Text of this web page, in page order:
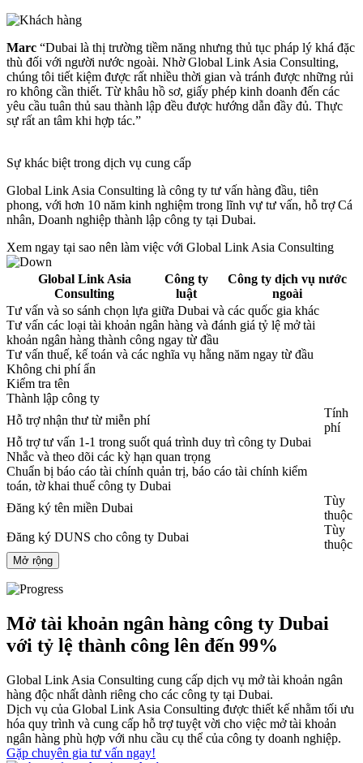
Marc “Dubai là thị trường tiềm năng nhưng thủ tục pháp lý khá đặc
thù đối với người nước ngoài. Nhờ Global Link Asia Consulting,
chúng tôi tiết kiệm được rất nhiều thời gian và tránh được những rủi
ro không cần thiết. Từ khâu hồ sơ, giấy phép kinh doanh đến các
yêu cầu tuân thủ sau thành lập đều được hướng dẫn đầy đủ. Thực
sự rất an tâm khi hợp tác.”
Sự khác biệt trong dịch vụ cung cấp
Global Link Asia Consulting là công ty tư vấn hàng đầu, tiên
phong, với hơn 10 năm kinh nghiệm trong lĩnh vự tư vấn, hỗ trợ Cá
nhân, Doanh nghiệp thành lập công ty tại Dubai.
Xem ngay tại sao nên làm việc với Global Link Asia Consulting
Global Link Asia
Consulting
Công ty
luật
Công ty dịch vụ nước
ngoài
Tư vấn và so sánh chọn lựa giữa Dubai và các quốc gia khác
Tư vấn các loại tài khoản ngân hàng và đánh giá tỷ lệ mở tài
khoản ngân hàng thành công ngay từ đầu
Tư vấn thuế, kế toán và các nghĩa vụ hằng năm ngay từ đầu
Không chi phí ẩn
Kiểm tra tên
Thành lập công ty
Hỗ trợ nhận thư từ miễn phí
Tính
phí
Hỗ trợ tư vấn 1-1 trong suốt quá trình duy trì công ty Dubai
Nhắc và theo dõi các kỳ hạn quan trọng
Chuẩn bị báo cáo tài chính quản trị, báo cáo tài chính kiểm
toán, tờ khai thuế công ty Dubai
Đăng ký tên miền Dubai
Tùy
thuộc
Đăng ký DUNS cho công ty Dubai
Tùy
thuộc
Mở rộng
Mở tài khoản ngân hàng công ty Dubai
với tỷ lệ thành công lên đến 99%
Global Link Asia Consulting cung cấp dịch vụ mở tài khoản ngân
hàng độc nhất dành riêng cho các công ty tại Dubai.
Dịch vụ của Global Link Asia Consulting được thiết kế nhằm tối ưu
hóa quy trình và cung cấp hỗ trợ tuyệt vời cho việc mở tài khoản
ngân hàng phù hợp với nhu cầu cụ thể của công ty doanh nghiệp.
Gặp chuyên gia tư vấn ngay!